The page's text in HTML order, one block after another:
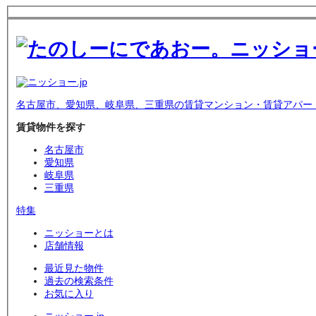
名古屋市、愛知県、岐阜県、三重県の賃貸マンション・賃貸アパー
賃貸物件を探す
名古屋市
愛知県
岐阜県
三重県
特集
ニッショーとは
店舗情報
最近見た物件
過去の検索条件
お気に入り